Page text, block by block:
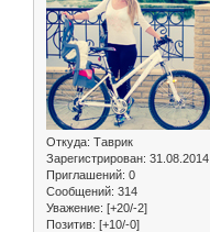
Откуда: Таврик
Зарегистрирован: 31.08.2014
Приглашений: 0
Сообщений: 314
Уважение: [+20/-2]
Позитив: [+10/-0]